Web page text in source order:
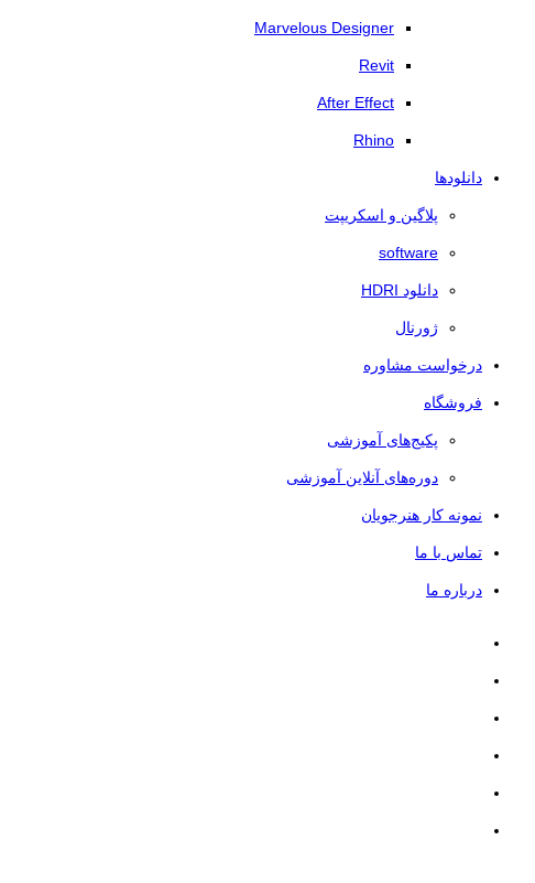
Marvelous Designer
Revit
After Effect
Rhino
دانلودها
پلاگین و اسکریپت
software
دانلود HDRI
ژورنال
درخواست مشاوره
فروشگاه
پکیج‌های آموزشی
دوره‌های آنلاین آموزشی
نمونه کار هنرجویان
تماس با ما
درباره ما